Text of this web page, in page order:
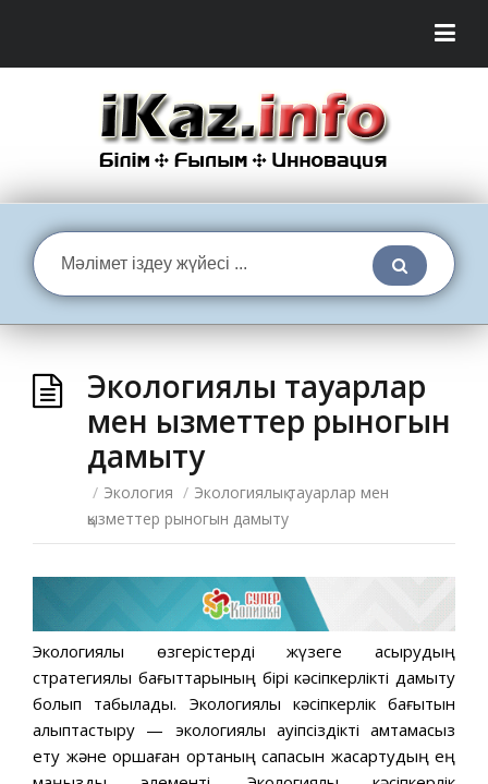
Экологиялық тауарлар
мен қызметтер рыногын
дамыту
/ Экология / Экологиялық тауарлар мен
қызметтер рыногын дамыту
Экологиялық өзгерістерді жүзеге асырудың
стратегиялық бағыттарының бірі кәсіпкерлікті дамыту
болып табылады. Экологиялық кәсіпкерлік бағытын
қалыптастыру — экологиялық қауіпсіздікті қамтамасыз
ету және қоршаған ортаның сапасын жақсартудың ең